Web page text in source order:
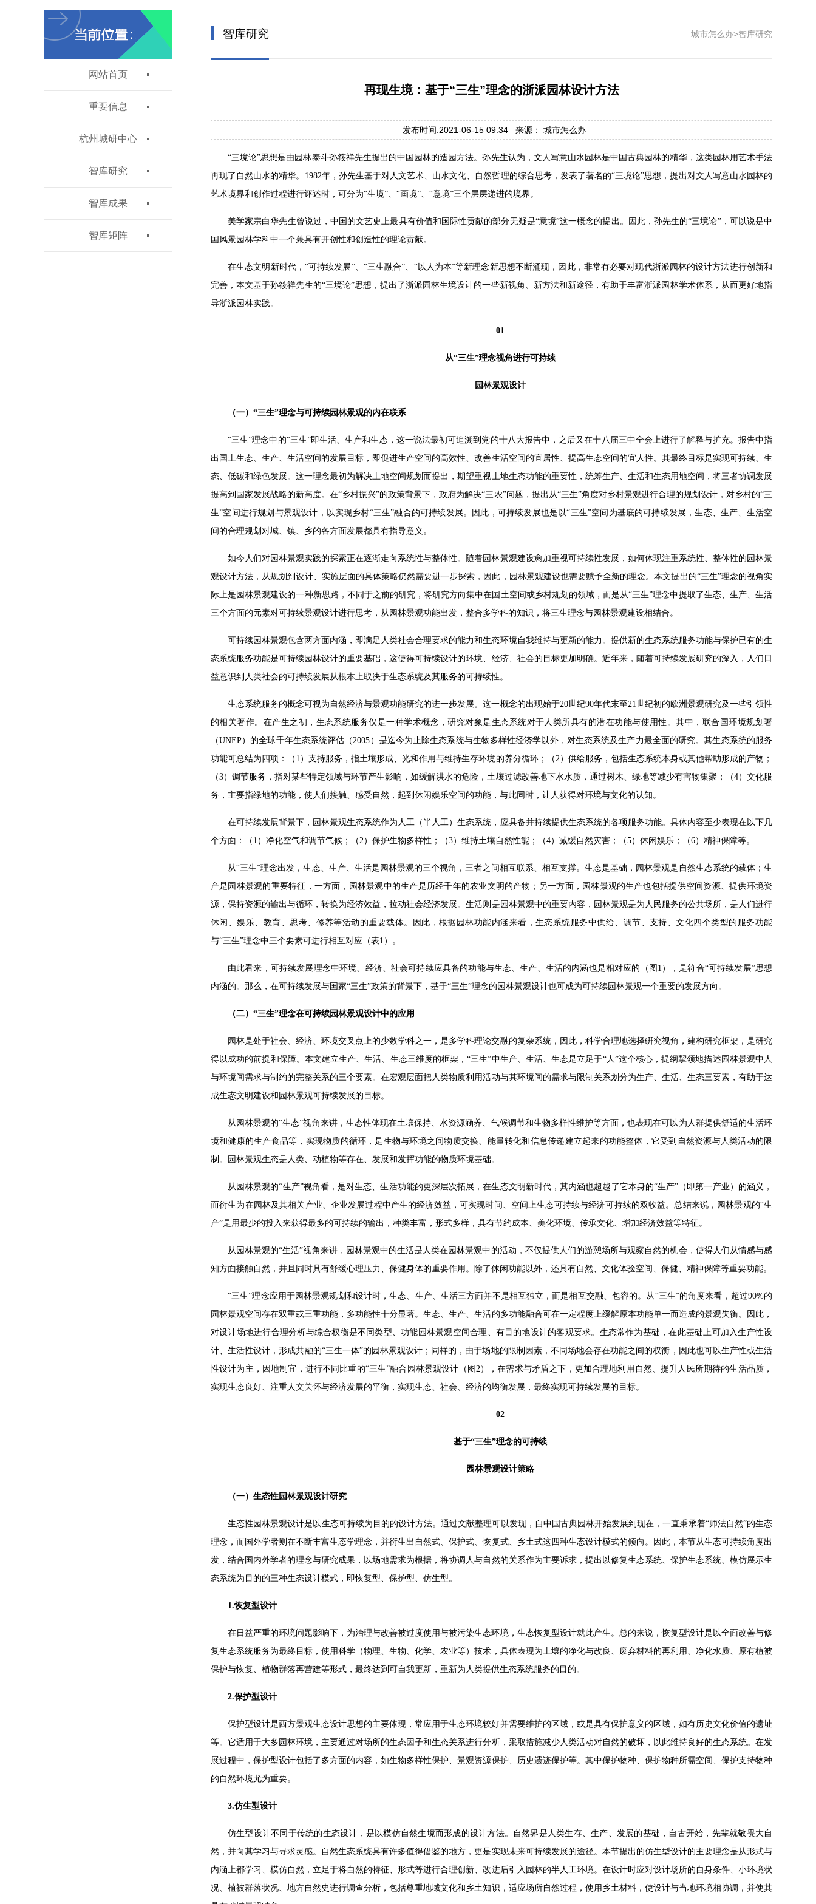
网站首页
重要信息
杭州城研中心
智库研究
智库成果
智库矩阵
智库研究 城市怎么办>智库研究
再现生境：基于“三生”理念的浙派园林设计方法
发布时间:2021-06-15 09:34 来源： 城市怎么办
“三境论”思想是由园林泰斗孙筱祥先生提出的中国园林的造园方法。孙先生认为，文人写意山水园林是中国古典园林的精华，这类园林用艺术手法
再现了自然山水的精华。1982年，孙先生基于对人文艺术、山水文化、自然哲理的综合思考，发表了著名的“三境论”思想，提出对文人写意山水园林的
艺术境界和创作过程进行评述时，可分为“生境”、“画境”、“意境”三个层层递进的境界。
美学家宗白华先生曾说过，中国的文艺史上最具有价值和国际性贡献的部分无疑是“意境”这一概念的提出。因此，孙先生的“三境论”，可以说是中
国风景园林学科中一个兼具有开创性和创造性的理论贡献。
在生态文明新时代，“可持续发展”、“三生融合”、“以人为本”等新理念新思想不断涌现，因此，非常有必要对现代浙派园林的设计方法进行创新和
完善，本文基于孙筱祥先生的“三境论”思想，提出了浙派园林生境设计的一些新视角、新方法和新途径，有助于丰富浙派园林学术体系，从而更好地指
导浙派园林实践。
01
从“三生”理念视角进行可持续
园林景观设计
（一）“三生”理念与可持续园林景观的内在联系
“三生”理念中的“三生”即生活、生产和生态，这一说法最初可追溯到党的十八大报告中，之后又在十八届三中全会上进行了解释与扩充。报告中指
出国土生态、生产、生活空间的发展目标，即促进生产空间的高效性、改善生活空间的宜居性、提高生态空间的宜人性。其最终目标是实现可持续、生
态、低碳和绿色发展。这一理念最初为解决土地空间规划而提出，期望重视土地生态功能的重要性，统筹生产、生活和生态用地空间，将三者协调发展
提高到国家发展战略的新高度。在“乡村振兴”的政策背景下，政府为解决“三农”问题，提出从“三生”角度对乡村景观进行合理的规划设计，对乡村的“三
生”空间进行规划与景观设计，以实现乡村“三生”融合的可持续发展。因此，可持续发展也是以“三生”空间为基底的可持续发展，生态、生产、生活空
间的合理规划对城、镇、乡的各方面发展都具有指导意义。
如今人们对园林景观实践的探索正在逐渐走向系统性与整体性。随着园林景观建设愈加重视可持续性发展，如何体现注重系统性、整体性的园林景
观设计方法，从规划到设计、实施层面的具体策略仍然需要进一步探索，因此，园林景观建设也需要赋予全新的理念。本文提出的“三生”理念的视角实
际上是园林景观建设的一种新思路，不同于之前的研究，将研究方向集中在国土空间或乡村规划的领域，而是从“三生”理念中提取了生态、生产、生活
三个方面的元素对可持续景观设计进行思考，从园林景观功能出发，整合多学科的知识，将三生理念与园林景观建设相结合。
可持续园林景观包含两方面内涵，即满足人类社会合理要求的能力和生态环境自我维持与更新的能力。提供新的生态系统服务功能与保护已有的生
态系统服务功能是可持续园林设计的重要基础，这使得可持续设计的环境、经济、社会的目标更加明确。近年来，随着可持续发展研究的深入，人们日
益意识到人类社会的可持续发展从根本上取决于生态系统及其服务的可持续性。
生态系统服务的概念可视为自然经济与景观功能研究的进一步发展。这一概念的出现始于20世纪90年代末至21世纪初的欧洲景观研究及一些引领性
的相关著作。在产生之初，生态系统服务仅是一种学术概念，研究对象是生态系统对于人类所具有的潜在功能与使用性。其中，联合国环境规划署
（UNEP）的全球千年生态系统评估（2005）是迄今为止除生态系统与生物多样性经济学以外，对生态系统及生产力最全面的研究。其生态系统的服务
功能可总结为四项：（1）支持服务，指土壤形成、光和作用与维持生存环境的养分循环；（2）供给服务，包括生态系统本身或其他帮助形成的产物；
（3）调节服务，指对某些特定领域与环节产生影响，如缓解洪水的危险，土壤过滤改善地下水水质，通过树木、绿地等减少有害物集聚；（4）文化服
务，主要指绿地的功能，使人们接触、感受自然，起到休闲娱乐空间的功能，与此同时，让人获得对环境与文化的认知。
在可持续发展背景下，园林景观生态系统作为人工（半人工）生态系统，应具备并持续提供生态系统的各项服务功能。具体内容至少表现在以下几
个方面：（1）净化空气和调节气候；（2）保护生物多样性；（3）维持土壤自然性能；（4）减缓自然灾害；（5）休闲娱乐；（6）精神保障等。
从“三生”理念出发，生态、生产、生活是园林景观的三个视角，三者之间相互联系、相互支撑。生态是基础，园林景观是自然生态系统的载体；生
产是园林景观的重要特征，一方面，园林景观中的生产是历经千年的农业文明的产物；另一方面，园林景观的生产也包括提供空间资源、提供环境资
源，保持资源的输出与循环，转换为经济效益，拉动社会经济发展。生活则是园林景观中的重要内容，园林景观是为人民服务的公共场所，是人们进行
休闲、娱乐、教育、思考、修养等活动的重要载体。因此，根据园林功能内涵来看，生态系统服务中供给、调节、支持、文化四个类型的服务功能
与“三生”理念中三个要素可进行相互对应（表1）。
由此看来，可持续发展理念中环境、经济、社会可持续应具备的功能与生态、生产、生活的内涵也是相对应的（图1），是符合“可持续发展”思想
内涵的。那么，在可持续发展与国家“三生”政策的背景下，基于“三生”理念的园林景观设计也可成为可持续园林景观一个重要的发展方向。
（二）“三生”理念在可持续园林景观设计中的应用
园林是处于社会、经济、环境交叉点上的少数学科之一，是多学科理论交融的复杂系统，因此，科学合理地选择硏究视角，建构研究框架，是研究
得以成功的前提和保障。本文建立生产、生活、生态三维度的框架，“三生”中生产、生活、生态是立足于“人”这个核心，提纲挈领地描述园林景观中人
与环境间需求与制约的完整关系的三个要素。在宏观层面把人类物质利用活动与其环境间的需求与限制关系划分为生产、生活、生态三要素，有助于达
成生态文明建设和园林景观可持续发展的目标。
从园林景观的“生态”视角来讲，生态性体现在土壤保持、水资源涵养、气候调节和生物多样性维护等方面，也表现在可以为人群提供舒适的生活环
境和健康的生产食品等，实现物质的循环，是生物与环境之间物质交换、能量转化和信息传递建立起来的功能整体，它受到自然资源与人类活动的限
制。园林景观生态是人类、动植物等存在、发展和发挥功能的物质环境基础。
从园林景观的“生产”视角看，是对生态、生活功能的更深层次拓展，在生态文明新时代，其内涵也超越了它本身的“生产”（即第一产业）的涵义，
而衍生为在园林及其相关产业、企业发展过程中产生的经济效益，可实现时间、空间上生态可持续与经济可持续的双收益。总结来说，园林景观的“生
产”是用最少的投入来获得最多的可持续的输出，种类丰富，形式多样，具有节约成本、美化环境、传承文化、增加经济效益等特征。
从园林景观的“生活”视角来讲，园林景观中的生活是人类在园林景观中的活动，不仅提供人们的游憩场所与观察自然的机会，使得人们从情感与感
知方面接触自然，并且同时具有舒缓心理压力、保健身体的重要作用。除了休闲功能以外，还具有自然、文化体验空间、保健、精神保障等重要功能。
“三生”理念应用于园林景观规划和设计时，生态、生产、生活三方面并不是相互独立，而是相互交融、包容的。从“三生”的角度来看，超过90%的
园林景观空间存在双重或三重功能，多功能性十分显著。生态、生产、生活的多功能融合可在一定程度上缓解原本功能单一而造成的景观失衡。因此，
对设计场地进行合理分析与综合权衡是不同类型、功能园林景观空间合理、有目的地设计的客观要求。生态常作为基础，在此基础上可加入生产性设
计、生活性设计，形成共融的“三生一体”的园林景观设计；同样的，由于场地的限制因素，不同场地会存在功能之间的权衡，因此也可以生产性或生活
性设计为主，因地制宜，进行不同比重的“三生”融合园林景观设计（图2），在需求与矛盾之下，更加合理地利用自然、提升人民所期待的生活品质，
实现生态良好、注重人文关怀与经济发展的平衡，实现生态、社会、经济的均衡发展，最终实现可持续发展的目标。
02
基于“三生”理念的可持续
园林景观设计策略
（一）生态性园林景观设计研究
生态性园林景观设计是以生态可持续为目的的设计方法。通过文献整理可以发现，自中国古典园林开始发展到现在，一直秉承着“师法自然”的生态
理念，而国外学者则在不断丰富生态学理念，并衍生出自然式、保护式、恢复式、乡土式这四种生态设计模式的倾向。因此，本节从生态可持续角度出
发，结合国内外学者的理念与研究成果，以场地需求为根据，将协调人与自然的关系作为主要诉求，提出以修复生态系统、保护生态系统、模仿展示生
态系统为目的的三种生态设计模式，即恢复型、保护型、仿生型。
1.恢复型设计
在日益严重的环境问题影响下，为治理与改善被过度使用与被污染生态环境，生态恢复型设计就此产生。总的来说，恢复型设计是以全面改善与修
复生态系统服务为最终目标，使用科学（物理、生物、化学、农业等）技术，具体表现为土壤的净化与改良、废弃材料的再利用、净化水质、原有植被
保护与恢复、植物群落再营建等形式，最终达到可自我更新，重新为人类提供生态系统服务的目的。
2.保护型设计
保护型设计是西方景观生态设计思想的主要体现，常应用于生态环境较好并需要维护的区域，或是具有保护意义的区域，如有历史文化价值的遗址
等。它适用于大多园林环境，主要通过对场所的生态因子和生态关系进行分析，采取措施减少人类活动对自然的破坏，以此维持良好的生态系统。在发
展过程中，保护型设计包括了多方面的内容，如生物多样性保护、景观资源保护、历史遗迹保护等。其中保护物种、保护物种所需空间、保护支持物种
的自然环境尤为重要。
3.仿生型设计
仿生型设计不同于传统的生态设计，是以模仿自然生境而形成的设计方法。自然界是人类生存、生产、发展的基础，自古开始，先辈就敬畏大自
然，并向其学习与寻求灵感。自然生态系统具有许多值得借鉴的地方，更是实现未来可持续发展的途径。本节提出的仿生型设计的主要理念是从形式与
内涵上都学习、模仿自然，立足于将自然的特征、形式等进行合理创新、改进后引入园林的半人工环境。在设计时应对设计场所的自身条件、小环境状
况、植被群落状况、地方自然史进行调查分析，包括尊重地域文化和乡土知识，适应场所自然过程，使用乡土材料，使设计与当地环境相协调，并使其